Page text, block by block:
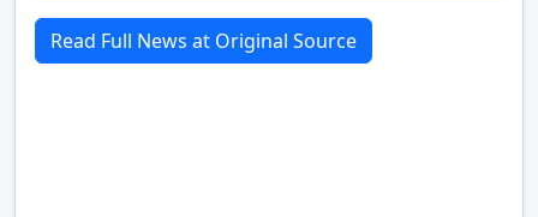
Read Full News at Original Source